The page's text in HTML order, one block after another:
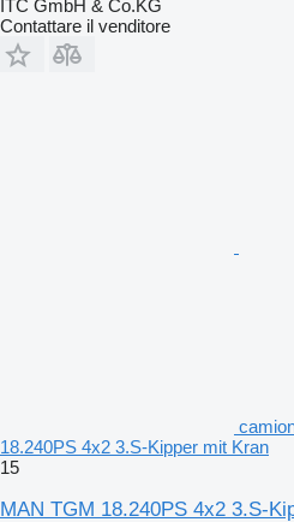
ITC GmbH & Co.KG
Contattare il venditore
18.240PS 4x2 3.S-Kipper mit Kran
15
MAN TGM 18.240PS 4x2 3.S-